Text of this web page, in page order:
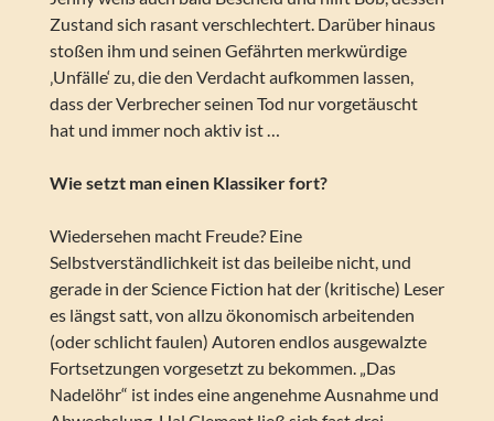
Zustand sich rasant verschlechtert. Darüber hinaus
stoßen ihm und seinen Gefährten merkwürdige
‚Unfälle‘ zu, die den Verdacht aufkommen lassen,
dass der Verbrecher seinen Tod nur vorgetäuscht
hat und immer noch aktiv ist …
Wie setzt man einen Klassiker fort?
Wiedersehen macht Freude? Eine
Selbstverständlichkeit ist das beileibe nicht, und
gerade in der Science Fiction hat der (kritische) Leser
es längst satt, von allzu ökonomisch arbeitenden
(oder schlicht faulen) Autoren endlos ausgewalzte
Fortsetzungen vorgesetzt zu bekommen. „Das
Nadelöhr“ ist indes eine angenehme Ausnahme und